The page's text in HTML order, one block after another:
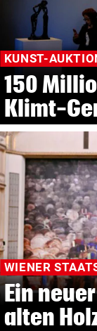
KUNST-
150
Klimt-
WIENER
Ein
alten